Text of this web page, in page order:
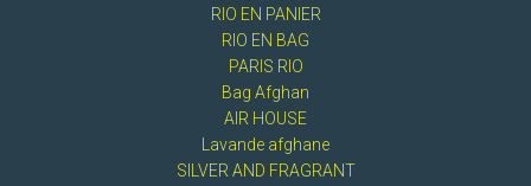
RIO EN PANIER
RIO EN BAG
PARIS RIO
Bag Afghan
AIR HOUSE
Lavande afghane
SILVER AND FRAGRANT